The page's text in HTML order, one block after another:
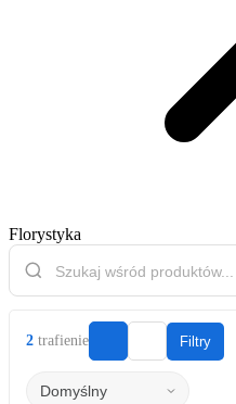
Florystyka
2 trafienie Filtry